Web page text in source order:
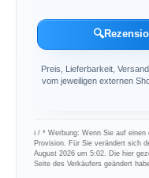
🔍
Preis, Lieferbarkeit,
vom jeweiligen externen
ℹ︎ / * Werbung: Wenn Sie auf
Provision. Für Sie verändert sich
August 2026 um 5:02. Die hier
Seite des Verkäufers geändert